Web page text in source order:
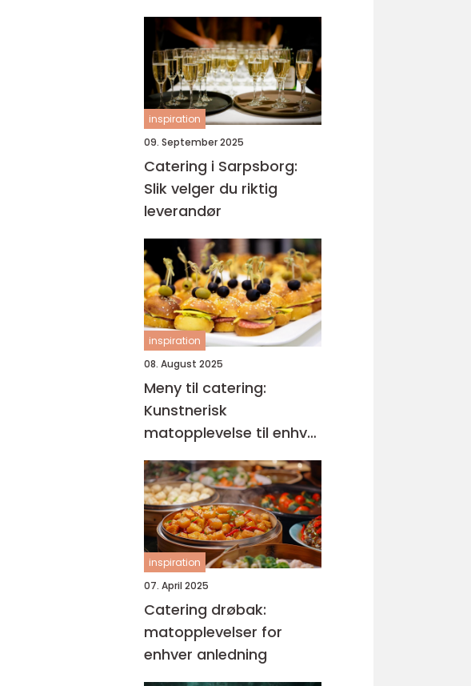
inspiration
09. September 2025
Catering i Sarpsborg:
Slik velger du riktig
leverandør
inspiration
08. August 2025
Meny til catering:
Kunstnerisk
matopplevelse til enhver
anledning
inspiration
07. April 2025
Catering drøbak:
matopplevelser for
enhver anledning